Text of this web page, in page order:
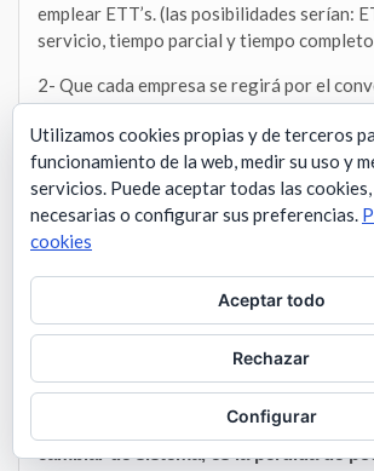
emplear ETT’s. (las posibilidades serían:
servicio, tiempo parcial y tiempo
2- Que cada empresa se regirá por el
esté dada de alta.
3- Cobraremos un 35% menos, para
que supone de cuotas a la seguridad
asalariados con respecto a trabajar como
Cuando lo que dice la ley es que lo que le
podéis leer el texto completo.
24. Uno de los temas que más
autónomos que posiblemente nos
cambiar de sistema, es la pérdida de
Utilizamos cookies propias y de terceros
funcionamiento de la web, medir su uso y
servicios. Puede aceptar todas las
necesarias o configurar sus preferencias.
cookies
Aceptar todo
Rechazar
Configurar